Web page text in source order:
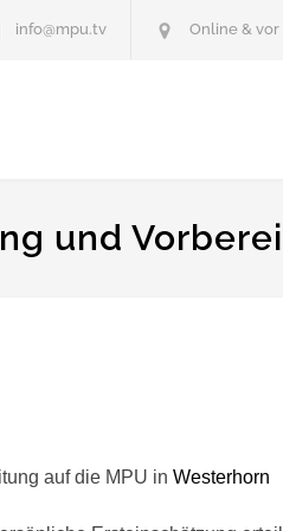
info@mpu.tv Online & vor
und
auf die MPU in Westerhorn